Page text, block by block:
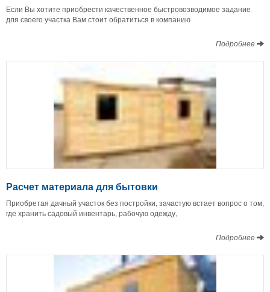
Если Вы хотите приобрести качественное быстровозводимое задание
для своего участка Вам стоит обратиться в компанию
Подробнее
Расчет материала для бытовки
Приобретая дачный участок без постройки, зачастую встает вопрос о том,
где хранить садовый инвентарь, рабочую одежду,
Подробнее